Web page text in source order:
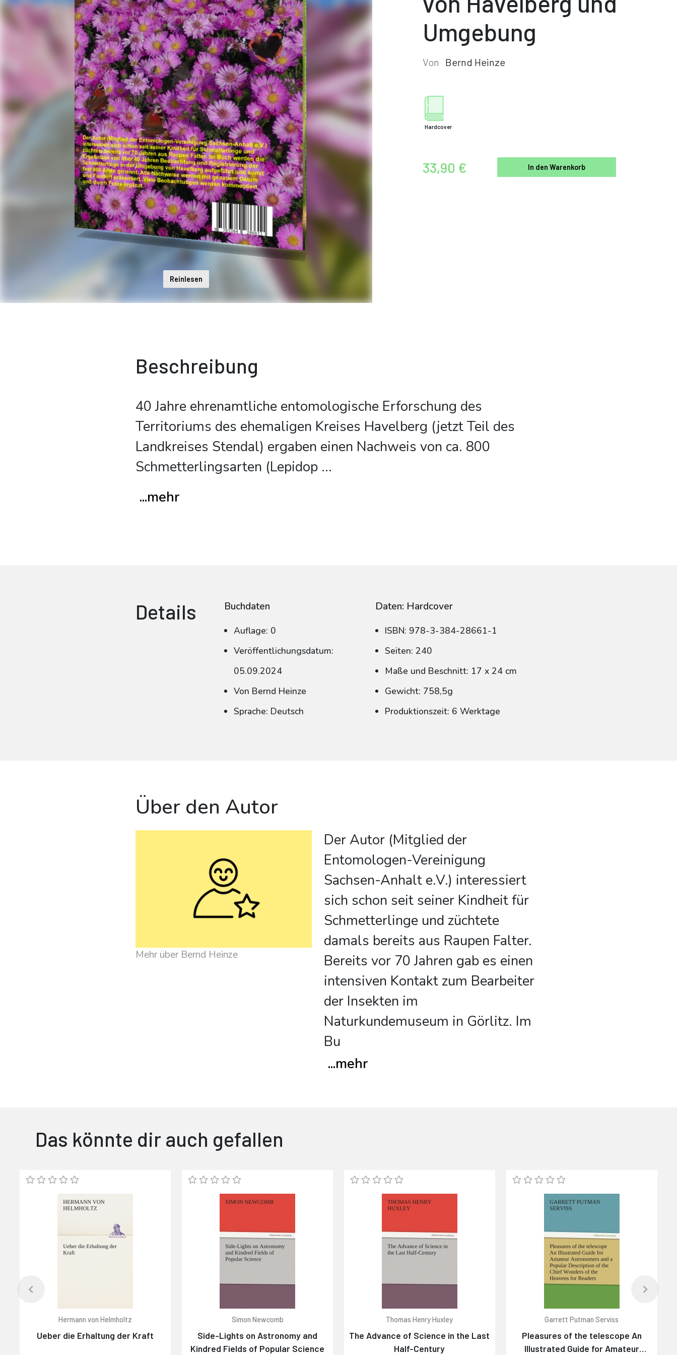
Reinlesen
Umgebung
Von Bernd Heinze
Hardcover
33,90 € In den Warenkorb
Beschreibung
40 Jahre ehrenamtliche entomologische Erforschung des
Territoriums des ehemaligen Kreises Havelberg (jetzt Teil des
Landkreises Stendal) ergaben einen Nachweis von ca. 800
Schmetterlingsarten (Lepidop...
...mehr
Details Buchdaten
Auflage: 0
Veröffentlichungsdatum:
05.09.2024
Von Bernd Heinze
Sprache: Deutsch
Daten: Hardcover
ISBN: 978-3-384-28661-1
Seiten: 240
Maße und Beschnitt: 17 x 24 cm
Gewicht: 758,5g
Produktionszeit: 6 Werktage
Über den Autor
Mehr über Bernd Heinze
Der Autor (Mitglied der
Entomologen-Vereinigung
Sachsen-Anhalt e.V.) interessiert
sich schon seit seiner Kindheit für
Schmetterlinge und züchtete
damals bereits aus Raupen Falter.
Bereits vor 70 Jahren gab es einen
intensiven Kontakt zum Bearbeiter
der Insekten im
Naturkundemuseum in Görlitz. Im
Bu
...mehr
Das könnte dir auch gefallen
Hermann von Helmholtz
Ueber die Erhaltung der Kraft
Simon Newcomb
Side-Lights on Astronomy and
Kindred Fields of Popular Science
Thomas Henry Huxley
The Advance of Science in the Last
Half-Century
Garrett Putman Serviss
Pleasures of the telescope An
Illustrated Guide for Amateur